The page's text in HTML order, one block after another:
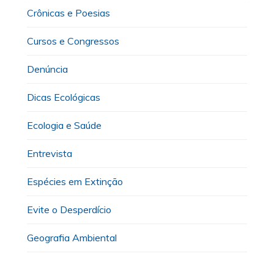
Crônicas e Poesias
Cursos e Congressos
Denúncia
Dicas Ecológicas
Ecologia e Saúde
Entrevista
Espécies em Extinção
Evite o Desperdício
Geografia Ambiental